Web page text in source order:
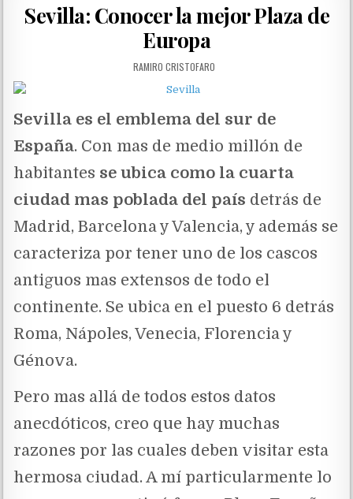
Sevilla: Conocer la mejor Plaza de
Europa
AUTHOR:
RAMIRO CRISTOFARO
Sevilla es el emblema del sur de
España. Con mas de medio millón de
habitantes se ubica como la cuarta
ciudad mas poblada del país detrás de
Madrid, Barcelona y Valencia, y además se
caracteriza por tener uno de los cascos
antiguos mas extensos de todo el
continente. Se ubica en el puesto 6 detrás
Roma, Nápoles, Venecia, Florencia y
Génova.
Pero mas allá de todos estos datos
anecdóticos, creo que hay muchas
razones por las cuales deben visitar esta
hermosa ciudad. A mí particularmente lo